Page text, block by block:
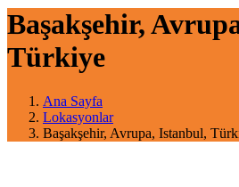
Başakşehir,
Türkiye
Ana Sayfa
Lokasyonlar
Başakşehir, Avrupa, Istanbul,